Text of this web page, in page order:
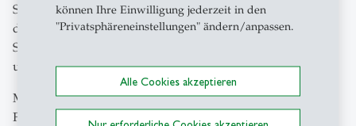
können Ihre Einwilligung jederzeit in den
"Privatsphäreneinstellungen" ändern/anpassen.
Alle Cookies akzeptieren
Studienganges 1974 offiziell beschlossen wurde, plante
die rechtswissenschaftliche Abteilung die Details des
Studiengangs wie Semesterwochenstunden, Dozenturen
und Lehrstuhl-Professuren.
Mit der Zustimmung des St.Galler Regierungsrates im
Februar 1978 konnten Studierende schliesslich ab dem